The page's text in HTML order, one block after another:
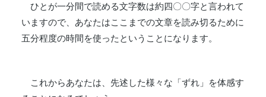
ひとが一分間で読める文字数は約四〇〇字と言われて
いますので、あなたはここまでの文章を読み切るために
五分程度の時間を使ったということになります。
これからあなたは、先述した様々な「ずれ」を体感す